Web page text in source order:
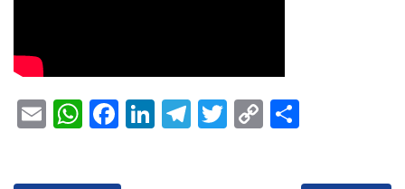
EmailWhatsApp
Facebook
LinkedIn
Telegram
Twitter
Copy
Link